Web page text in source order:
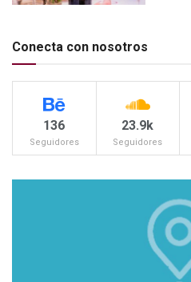
Conecta con nosotros
136
Seguidores
23.9k
Seguidores